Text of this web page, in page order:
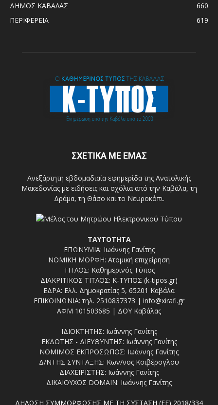
ΔΗΜΟΣ ΚΑΒΑΛΑΣ
660
ΠΕΡΙΦΕΡΕΙΑ
619
ΣΧΕΤΙΚΑ ΜΕ ΕΜΑΣ
Ανεξάρτητη εβδομαδιαία εφημερίδα της Ανατολικής
Μακεδονίας με ειδήσεις και σχόλια από την Καβάλα, τη
Δράμα, τη Θάσο και το Νευροκόπι.
ΤΑΥΤΟΤΗΤΑ
ΕΠΩΝΥΜΙΑ: Ιωάννης Γανίτης
ΝΟΜΙΚΗ ΜΟΡΦΗ: Ατομική επιχείρηση
ΤΙΤΛΟΣ: Καθημερινός Τύπος
ΔΙΑΚΡΙΤΙΚΟΣ ΤΙΤΛΟΣ: Κ-ΤΥΠΟΣ (k-tipos.gr)
ΕΔΡΑ: Ελλ. Δημοκρατίας 5, 65201 Καβάλα
ΕΠΙΚΟΙΝΩΝΙΑ: τηλ. 2510837373 | info@xirafi.gr
ΑΦΜ 101503685 | ΔΟΥ Καβάλας
ΙΔΙΟΚΤΗΤΗΣ: Ιωάννης Γανίτης
ΕΚΔΟΤΗΣ - ΔΙΕΥΘΥΝΤΗΣ: Ιωάννης Γανίτης
ΝΟΜΙΜΟΣ ΕΚΠΡΟΣΩΠΟΣ: Ιωάννης Γανίτης
Δ/ΝΤΗΣ ΣΥΝΤΑΞΗΣ: Κων/νος Κοϊβέρογλου
ΔΙΑΧΕΙΡΙΣΤΗΣ: Ιωάννης Γανίτης
ΔΙΚΑΙΟΥΧΟΣ DOMAIN: Ιωάννης Γανίτης
ΔΗΛΩΣΗ ΣΥΜΜΟΡΦΩΣΗΣ ΜΕ ΤΗ ΣΥΣΤΑΣΗ (ΕΕ) 2018/334